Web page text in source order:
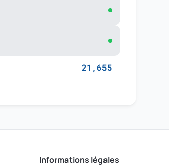
21,655
Informations légales